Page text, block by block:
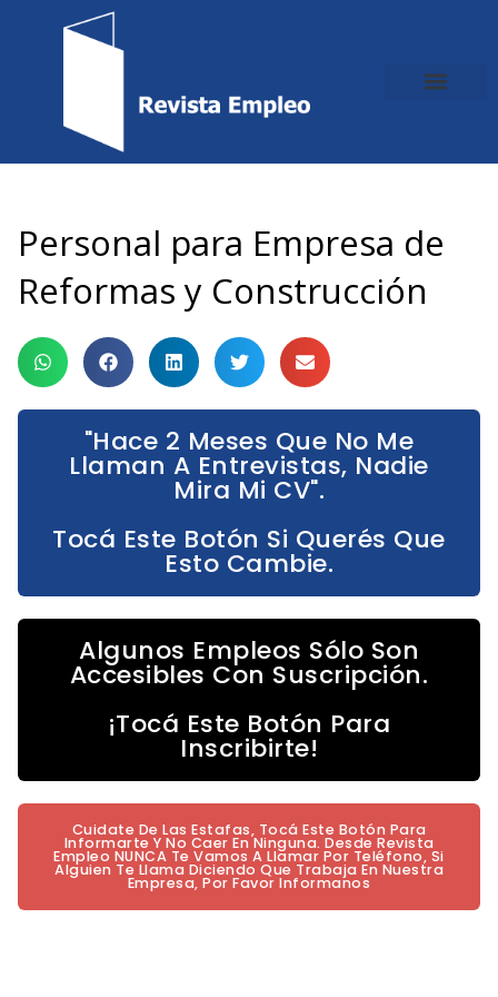
Personal para Empresa de
Reformas y Construcción
"Hace 2 Meses Que No Me
Llaman A Entrevistas, Nadie
Mira Mi CV".
Tocá Este Botón Si Querés Que
Esto Cambie.
Algunos Empleos Sólo Son
Accesibles Con Suscripción.
¡Tocá Este Botón Para
Inscribirte!
Cuidate De Las Estafas, Tocá Este Botón Para
Informarte Y No Caer En Ninguna. Desde Revista
Empleo NUNCA Te Vamos A Llamar Por Teléfono, Si
Alguien Te Llama Diciendo Que Trabaja En Nuestra
Empresa, Por Favor Informanos